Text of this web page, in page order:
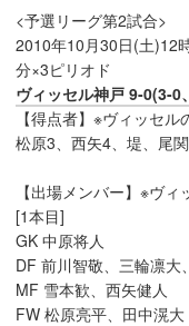
<予選リーグ第2試合>
2010年10月30日(土)12
分×3ピリオド
ヴィッセル神戸 9-0(3-0
【得点者】※ヴィッセル
松原3、西矢4、堤、尾関
【出場メンバー】※ヴ
[1本目]
GK 中原将人
DF 前川智敬、三輪凛大
MF 雪本歓、西矢健人
FW 松原亮平、田中滉大